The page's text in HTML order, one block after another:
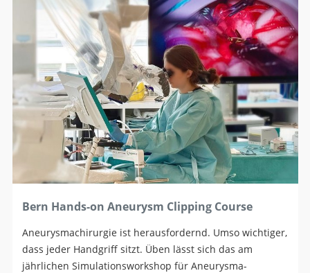
Bern Hands-on Aneurysm Clipping Course
Aneurysmachirurgie ist herausfordernd. Umso wichtiger,
dass jeder Handgriff sitzt. Üben lässt sich das am
jährlichen Simulationsworkshop für Aneurysma-